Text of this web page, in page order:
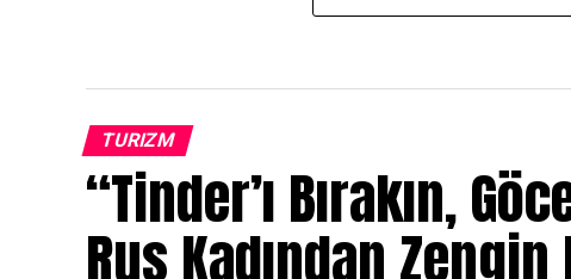
TURIZM
“Tinder’ı Bırakın,
Rus Kadından